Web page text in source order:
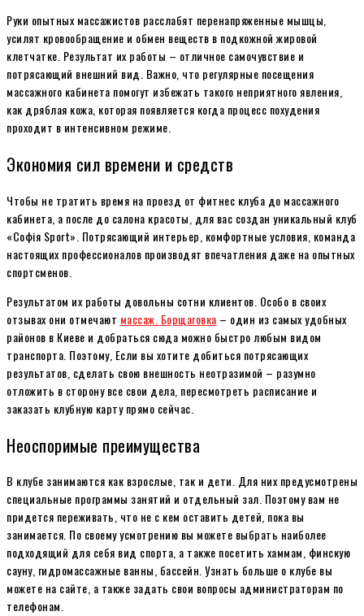
Руки опытных массажистов расслабят перенапряженные мышцы,
усилят кровообращение и обмен веществ в подкожной жировой
клетчатке. Результат их работы – отличное самочувствие и
потрясающий внешний вид. Важно, что регулярные посещения
массажного кабинета помогут избежать такого неприятного явления,
как дряблая кожа, которая появляется когда процесс похудения
проходит в интенсивном режиме.
Экономия сил времени и средств
Чтобы не тратить время на проезд от фитнес клуба до массажного
кабинета, а после до салона красоты, для вас создан уникальный клуб
«Софія Sport». Потрясающий интерьер, комфортные условия, команда
настоящих профессионалов производят впечатления даже на опытных
спортсменов.
Результатом их работы довольны сотни клиентов. Особо в своих
отзывах они отмечают массаж. Борщаговка – один из самых удобных
районов в Киеве и добраться сюда можно быстро любым видом
транспорта. Поэтому, Если вы хотите добиться потрясающих
результатов, сделать свою внешность неотразимой – разумно
отложить в сторону все свои дела, пересмотреть расписание и
заказать клубную карту прямо сейчас.
Неоспоримые преимущества
В клубе занимаются как взрослые, так и дети. Для них предусмотрены
специальные программы занятий и отдельный зал. Поэтому вам не
придется переживать, что не с кем оставить детей, пока вы
занимается. По своему усмотрению вы можете выбрать наиболее
подходящий для себя вид спорта, а также посетить хаммам, финскую
сауну, гидромассажные ванны, бассейн. Узнать больше о клубе вы
можете на сайте, а также задать свои вопросы администраторам по
телефонам.